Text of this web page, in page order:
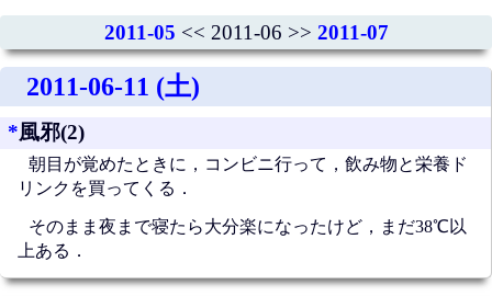
2011-05 << 2011-06 >> 2011-07
2011-06-11 (土)
*風邪(2)
朝目が覚めたときに，コンビニ行って，飲み物と栄養ド
リンクを買ってくる．
そのまま夜まで寝たら大分楽になったけど，まだ38℃以
上ある．